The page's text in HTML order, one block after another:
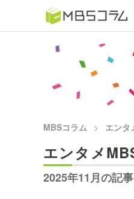
番組コラム
日曜日の初耳学 復
もう一度楽しむプ
何が起こるかホン
セツ
MBSコラム エンタ
エンタメ
2025年11月の記事